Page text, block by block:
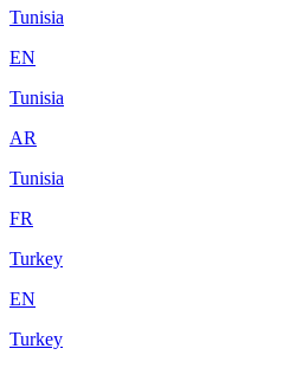
Tunisia
EN
Tunisia
AR
Tunisia
FR
Turkey
EN
Turkey